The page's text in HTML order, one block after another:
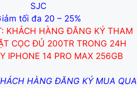
SJC
tối đa 20 – 25%
: KHÁCH HÀNG ĐĂNG KÝ THAM
CỌC ĐỦ 200TR TRONG 24H
IPHONE 14 PRO MAX 256GB
HÀNG ĐĂNG KÝ MUA QUA